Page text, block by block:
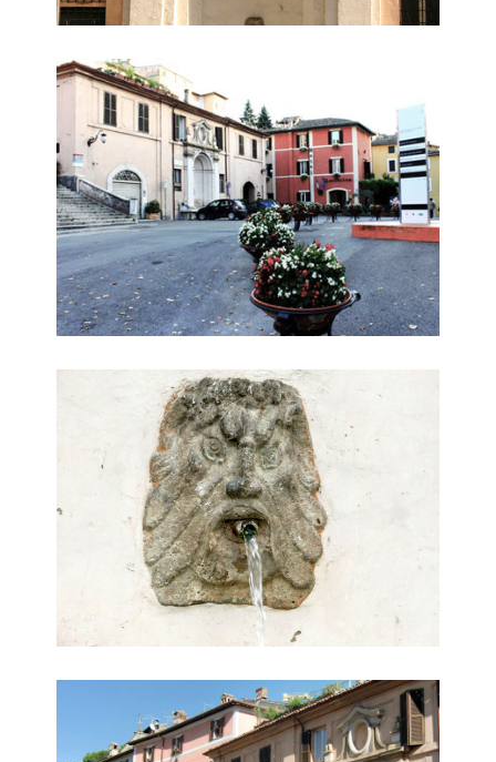
fontana piazza collicola 2
dettaglio fontana piazza collicola